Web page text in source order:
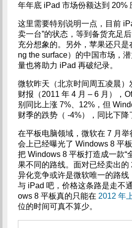
年年底 iPad 市场份额达到 20%
这里需要特别说明一点，目前
卖一台”的状态，等到备货充足
充分想象的。另外，苹果还只是
ng the surface）的中国市场，
量也将助力 iPad 再破纪录。
微软昨天（北京时间周五凌晨）
财报（2011 年 4 月 – 6 月），
别同比上涨 7%、12%，但
财季的跌势（ -4%），同比下降
在平板电脑领域，微软在 7 月
会上已经曝光了 Windows 8 平
把 Windows 8 平板打造成一款“
果不同的路线。面对已经卖出的
异化竞争或许是微软唯一的路线
与 iPad 吧，价格这条路是走不
ows 8 平板真的只能在 2012 年
位的时间可真不算少。